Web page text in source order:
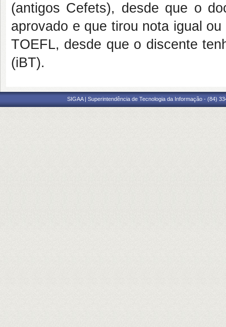
(antigos Cefets), desde que o
aprovado e que tirou nota igual
TOEFL, desde que o discente
(iBT).
SIGAA | Superintendência de Tecnologia da Informação - (84)